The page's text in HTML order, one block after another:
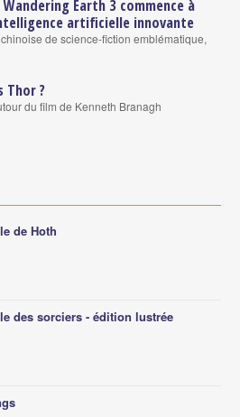
Earth 3 commence à
artificielle innovante
de science-fiction emblématique,
Thor ?
du film de Kenneth Branagh
de Hoth
des sorciers - édition lustrée